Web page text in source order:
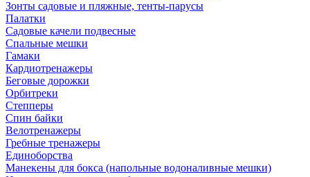
Зонты садовые и пляжные, тенты-парусы
Палатки
Садовые качели подвесные
Спальные мешки
Гамаки
Кардиотренажеры
Беговые дорожки
Орбитреки
Степперы
Спин байки
Велотренажеры
Гребные тренажеры
Единоборства
Манекены для бокса (напольные водоналивные мешки)